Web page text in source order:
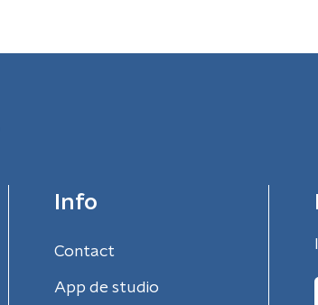
Info
Contact
App de studio